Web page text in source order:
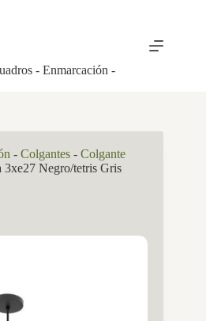
- Enmarcación -
- Colgantes - Colgante
3xe27 Negro/tetris Gris